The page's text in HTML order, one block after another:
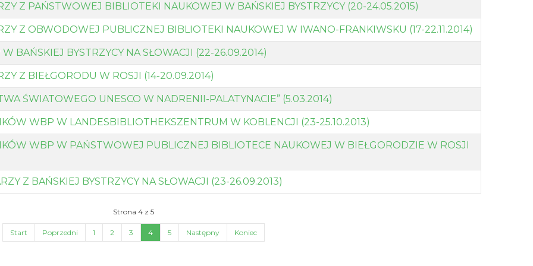
Z PAŃSTWOWEJ BIBLIOTEKI NAUKOWEJ W BAŃSKIEJ BYSTRZYCY (20-24.05.2015)
Z OBWODOWEJ PUBLICZNEJ BIBLIOTEKI NAUKOWEJ W IWANO-FRANKIWSKU (17-22.11.2014)
BAŃSKIEJ BYSTRZYCY NA SŁOWACJI (22-26.09.2014)
Z BIEŁGORODU W ROSJI (14-20.09.2014)
ŚWIATOWEGO UNESCO W NADRENII-PALATYNACIE” (5.03.2014)
WBP W LANDESBIBLIOTHEKSZENTRUM W KOBLENCJI (23-25.10.2013)
WBP W PAŃSTWOWEJ PUBLICZNEJ BIBLIOTECE NAUKOWEJ W BIEŁGORODZIE W ROSJI
Z BAŃSKIEJ BYSTRZYCY NA SŁOWACJI (23-26.09.2013)
Strona 4 z 5
Start Poprzedni 1 2 3 4 5 Następny Koniec